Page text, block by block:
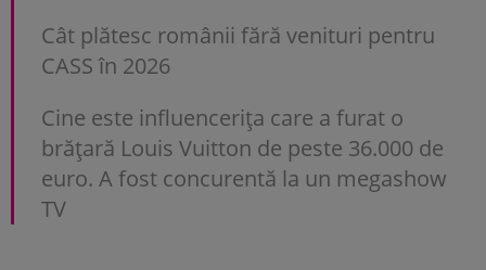
Cât plătesc românii fără venituri pentru
CASS în 2026
Cine este influencerița care a furat o
brățară Louis Vuitton de peste 36.000 de
euro. A fost concurentă la un megashow
TV